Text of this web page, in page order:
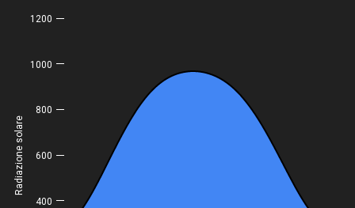
Radiazione solare
400
600
800
1000
1200